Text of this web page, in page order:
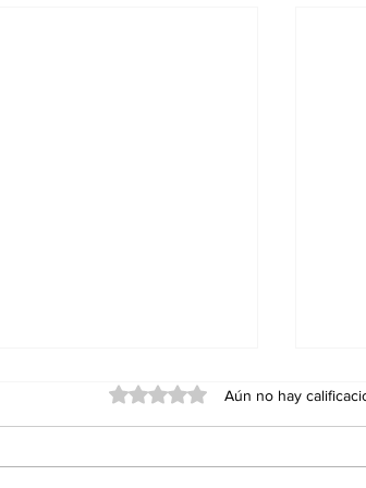
Obtuvo 0 de 5 estrellas.
Aún no hay